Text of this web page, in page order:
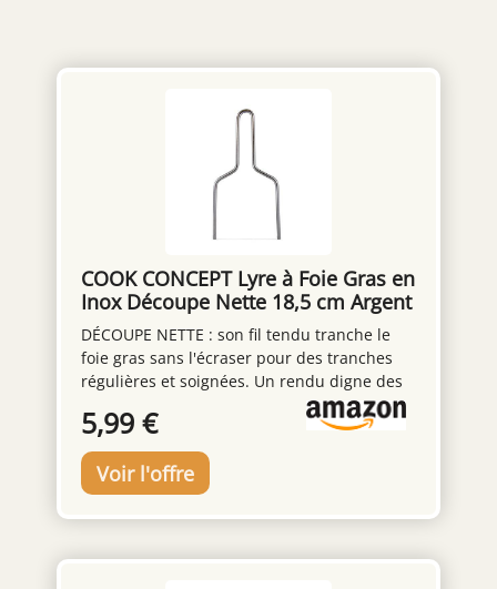
COOK CONCEPT Lyre à Foie Gras en
Inox Découpe Nette 18,5 cm Argent
DÉCOUPE NETTE : son fil tendu tranche le
foie gras sans l'écraser pour des tranches
régulières et soignées. Un rendu digne des
grandes tables, à chaque service INOX
RÉSISTANT : sa structure en acier inoxydable
résiste à l'usure et ne rouille pas au fil des
utilisations. Un ustensile durable pour vos
repas de fête PRISE EN MAIN FACILE : son
format ergonomique de 18,5 cm assure un
5,99 €